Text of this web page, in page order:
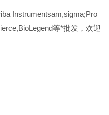
Instrumentsam,sigma;Pro
等*批发，欢迎